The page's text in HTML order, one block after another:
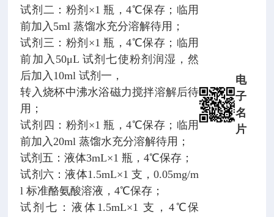
试剂二：粉剂×1 瓶，4℃保存；临用
前加入5ml 蒸馏水充分溶解待用；
试剂三：粉剂×1 瓶，4℃保存；临用
前加入50μL 试剂七使粉剂润湿，然
后加入10ml 试剂一，
转入烧杯中沸水浴磁力搅拌溶解后待
用；
试剂四：粉剂×1 瓶，4℃保存；临用
前加入20ml 蒸馏水充分溶解待用；
试剂五：液体3mL×1 瓶，4℃保存；
试剂六：液体1.5mL×1 支，0.05mg/m
l 标准酪氨酸溶液，4℃保存；
试剂七：液体1.5mL×1 支，4℃保
电
子
名
片